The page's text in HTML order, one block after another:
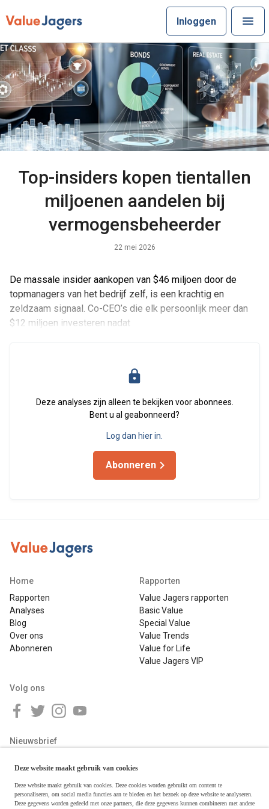
Inloggen
Top-insiders kopen tientallen
miljoenen aandelen bij
vermogensbeheerder
22 mei 2026
De massale insider aankopen van $46 miljoen door de
topmanagers van het bedrijf zelf, is een krachtig en
zeldzaam signaal. Co-CEO’s die elk persoonlijk meer dan
$12 miljoen investeren nadat
Deze analyses zijn alleen te bekijken voor abonnees.
Bent u al geabonneerd?
Log dan hier in.
Abonneren
Home
Rapporten
Analyses
Blog
Over ons
Abonneren
Rapporten
Value Jagers rapporten
Basic Value
Special Value
Value Trends
Value for Life
Value Jagers VIP
Volg ons
Nieuwsbrief
Deze website maakt gebruik van cookies
Deze website maakt gebruik van cookies. Deze cookies worden gebruikt om content te
personaliseren, om social media functies aan te bieden en het bezoek op deze website te analyseren.
Deze gegevens worden gedeeld met onze partners, die deze gegevens kunnen combineren met andere